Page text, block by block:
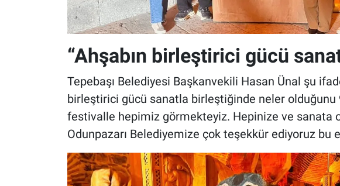
“Ahşabın birleştirici gücü
Tepebaşı Belediyesi Başkanvekili Hasan Ünal şu
birleştirici gücü sanatla birleştiğinde neler olduğunu
festivalle hepimiz görmekteyiz. Hepinize ve sanata
Odunpazarı Belediyemize çok teşekkür ediyoruz bu